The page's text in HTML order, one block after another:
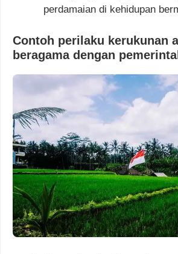
perdamaian di kehidupan
Contoh perilaku kerukunan
beragama dengan